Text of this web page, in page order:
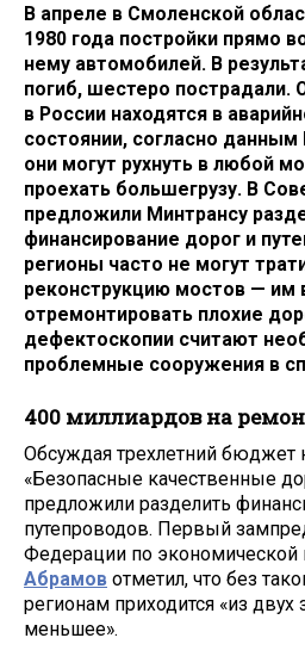
В апреле в Смоленской
1980 года постройки прямо
нему автомобилей. В
погиб, шестеро пострадали.
в России находятся в
состоянии, согласно
они могут рухнуть в любой
проехать большегрузу. В
предложили Минтрансу
финансирование дорог и
регионы часто не могут
реконструкцию мостов — им
отремонтировать плохие
дефектоскопии считают
проблемные сооружения в
400 миллиардов на
Обсуждая трехлетний бюджет
«Безопасные качественные
предложили разделить
путепроводов. Первый
Федерации по экономической
Абрамов отметил, что без
регионам приходится «из двух
меньшее».